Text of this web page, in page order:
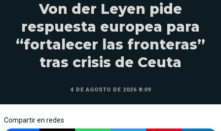
Von der Leyen pide
respuesta europea para
“fortalecer las fronteras”
tras crisis de Ceuta
4 DE AGOSTO DE 2026 8:09
Compartir en redes